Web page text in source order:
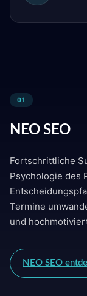
01
NEO SEO
Fortschrittliche
Psychologie des
Termine
und
NEO SEO